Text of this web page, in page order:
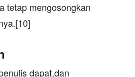
tetap mengosongkan
dapat,dan